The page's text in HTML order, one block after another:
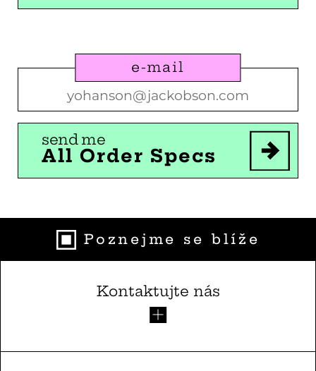
e-mail
send me
All Order Specs
Poznejme se blíže
Kontaktujte nás